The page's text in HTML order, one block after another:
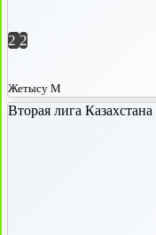
2 2
Жетысу М
Вторая лига Казахстана